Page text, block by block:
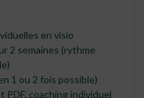
en visio
2 semaines (rythme
1 ou 2 fois possible)
PDF, coaching individuel